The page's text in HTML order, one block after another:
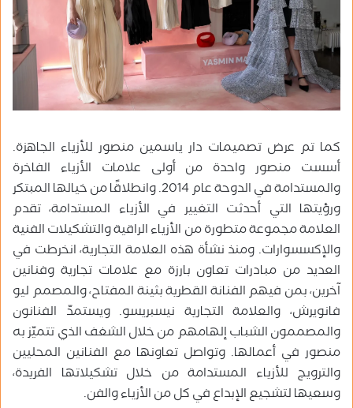
كما تم عرض تصميمات دار ياسمين منصور للأزياء الجاهزة.
أسست منصور واحدة من أولى علامات الأزياء الفاخرة
والمستدامة في الدوحة عام 2014. وانطلاقًا من خيالها المبتكر
ورؤيتها التي أحدثت التغيير في الأزياء المستدامة، تقدم
العلامة مجموعة متطورة من الأزياء الراقية والتشكيلات الفنية
والإكسسوارات. ومنذ نشأة هذه العلامة التجارية، انخرطت في
العديد من مبادرات تعاون بارزة مع علامات تجارية وفنانين
آخرين، بمن فيهم الفنانة القطرية بثينة المفتاح، والمصمم ليو
فانويرش، والعلامة التجارية نيسبريسو. ويستمدّ الفنانون
والمصممون الشباب إلهامهم من خلال الشغف الذي تتميّز به
منصور في أعمالها. وتواصل تعاونها مع الفنانين المحليين
والترويج للأزياء المستدامة من خلال تشكيلاتها الفريدة،
وسعيها لتشجيع الإبداع في كل من الأزياء والفن.